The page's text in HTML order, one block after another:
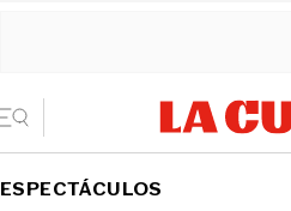
ESPECTÁCULOS